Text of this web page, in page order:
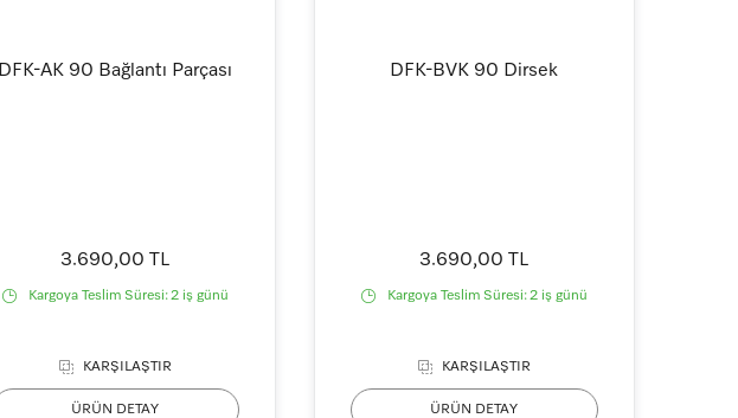
DFK-AK 90 Bağlantı Parçası
3.690,00 TL
Kargoya Teslim Süresi:2 iş günü
KARŞILAŞTIR
ÜRÜN DETAY
DFK-BVK 90 Dirsek
3.690,00 TL
Kargoya Teslim Süresi:2 iş günü
KARŞILAŞTIR
ÜRÜN DETAY